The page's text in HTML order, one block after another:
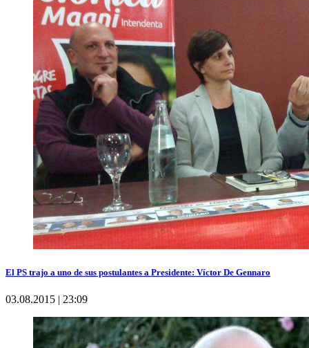
El PS trajo a uno de sus postulantes a Presidente: Víctor De Gennaro
03.08.2015 | 23:09